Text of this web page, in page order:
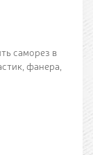
саморез в
фанера,